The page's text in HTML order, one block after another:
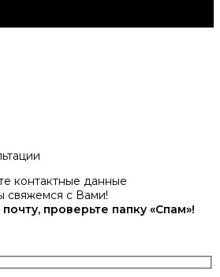
контактные данные
свяжемся с Вами!
проверьте папку «Спам»!